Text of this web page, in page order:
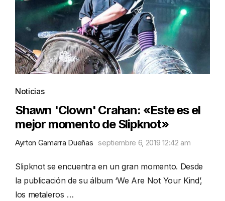
Noticias
Shawn 'Clown' Crahan: «Este es el
mejor momento de Slipknot»
Ayrton Gamarra Dueñas septiembre 6, 2019 12:42 am
Slipknot se encuentra en un gran momento. Desde
la publicación de su álbum ‘We Are Not Your Kind’,
los metaleros …